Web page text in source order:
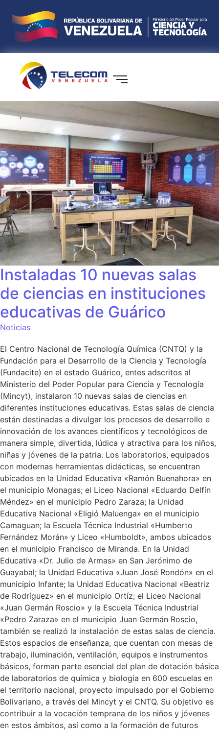
Instaladas 10 nuevas salas
de ciencias en instituciones
educativas de Guárico
Noticias
El Centro Nacional de Tecnología Química (CNTQ) y la
Fundación para el Desarrollo de la Ciencia y Tecnología
(Fundacite) en el estado Guárico, entes adscritos al
Ministerio del Poder Popular para Ciencia y Tecnología
(Mincyt), instalaron 10 nuevas salas de ciencias en
diferentes instituciones educativas. Estas salas de ciencia
están destinadas a divulgar los procesos de desarrollo e
innovación de los avances científicos y tecnológicos de
manera simple, divertida, lúdica y atractiva para los niños,
niñas y jóvenes de la patria. Los laboratorios, equipados
con modernas herramientas didácticas, se encuentran
ubicados en la Unidad Educativa «Ramón Buenahora» en
el municipio Monagas; el Liceo Nacional «Eduardo Delfín
Méndez» en el municipio Pedro Zaraza; la Unidad
Educativa Nacional «Eligió Maluenga» en el municipio
Camaguan; la Escuela Técnica Industrial «Humberto
Fernández Morán» y Liceo «Humboldt», ambos ubicados
en el municipio Francisco de Miranda. En la Unidad
Educativa «Dr. Julio de Armas» en San Jerónimo de
Guayabal; la Unidad Educativa «Juan José Rondón» en el
municipio Infante; la Unidad Educativa Nacional «Beatriz
de Rodríguez» en el municipio Ortíz; el Liceo Nacional
«Juan Germán Roscio» y la Escuela Técnica Industrial
«Pedro Zaraza» en el municipio Juan Germán Roscio,
también se realizó la instalación de estas salas de ciencia.
Estos espacios de enseñanza, que cuentan con mesas de
trabajo, iluminación, ventilación, equipos e instrumentos
básicos, forman parte esencial del plan de dotación básica
de laboratorios de química y biología en 600 escuelas en
el territorio nacional, proyecto impulsado por el Gobierno
Bolivariano, a través del Mincyt y el CNTQ. Su objetivo es
contribuir a la vocación temprana de los niños y jóvenes
en estos ámbitos, así como a la formación de futuros